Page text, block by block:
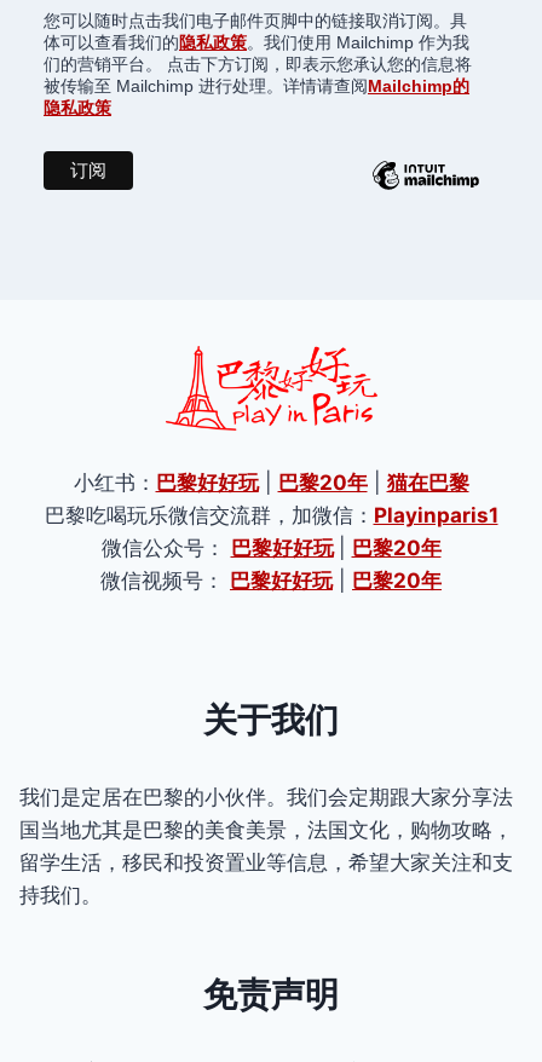
您可以随时点击我们电子邮件页脚中的链接取消订阅。具
体可以查看我们的隐私政策。我们使用 Mailchimp 作为我
们的营销平台。 点击下方订阅，即表示您承认您的信息将
被传输至 Mailchimp 进行处理。详情请查阅Mailchimp的
隐私政策
小红书： 巴黎好好玩| 巴黎20年| 猫在巴黎
巴黎吃喝玩乐微信交流群，加微信： Playinparis1
微信公众号： 巴黎好好玩
巴黎20年
微信视频号： 巴黎好好玩| 巴黎20年
关于我们
我们是定居在巴黎的小伙伴。我们会定期跟大家分享法
国当地尤其是巴黎的美食美景，法国文化，购物攻略，
留学生活，移民和投资置业等信息，希望大家关注和支
持我们。
免责声明